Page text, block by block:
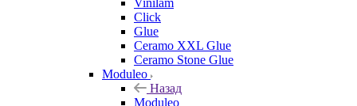
Vinilam
Click
Glue
Ceramo XXL Glue
Ceramo Stone Glue
Moduleo
Назад
Moduleo